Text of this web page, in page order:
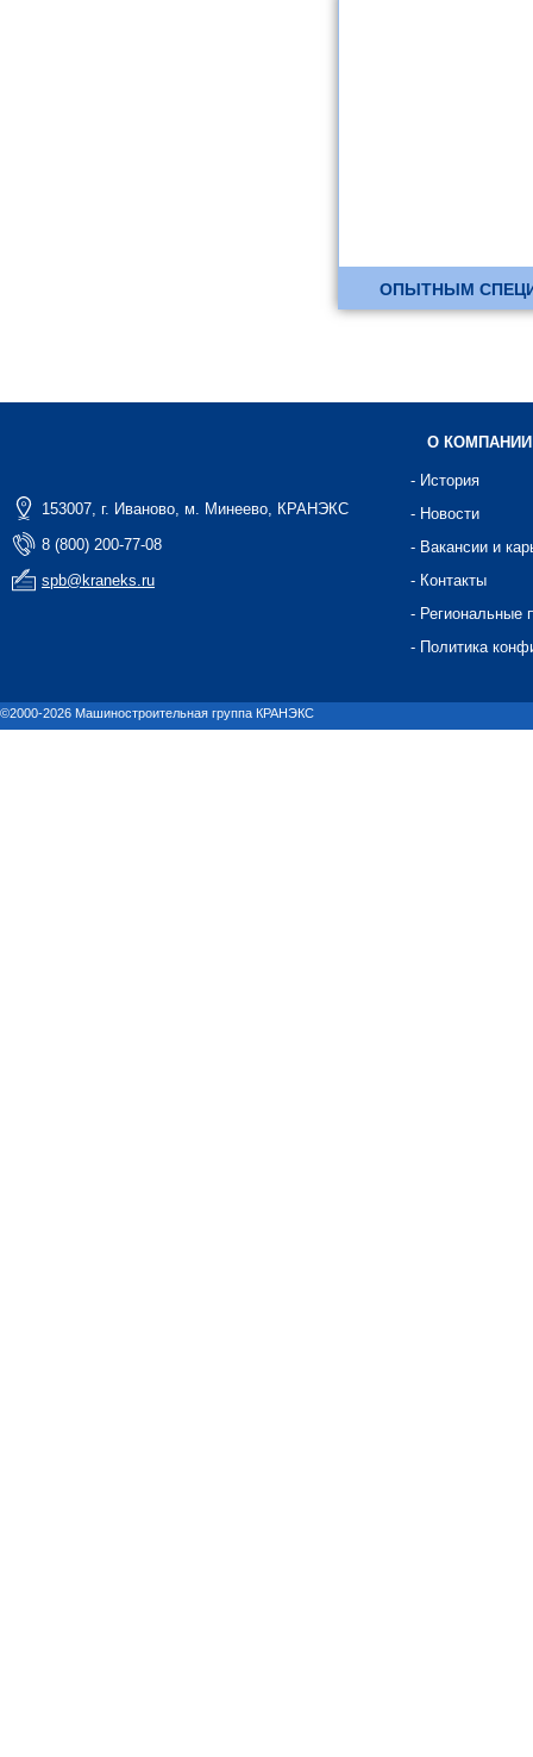
ОПЫТНЫМ
153007, г. Иваново, м. Минеево, КРАНЭКС
8 (800) 200-77-08
spb@kraneks.ru
О КОМПАНИИ
- История
- Новости
- Вакансии и
- Контакты
- Региональные
- Политика
©2000-2026 Машиностроительная группа КРАНЭКС